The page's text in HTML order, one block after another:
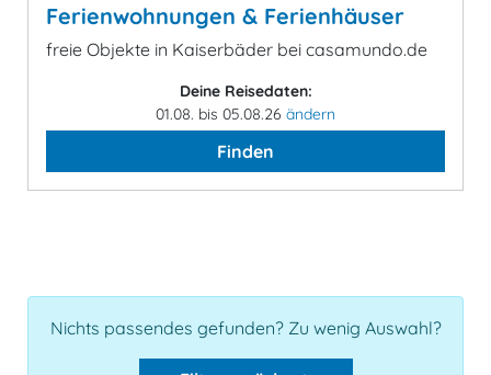
Ferienwohnungen & Ferienhäuser
freie Objekte in Kaiserbäder bei casamundo.de
Deine Reisedaten:
01.08. bis 05.08.26 ändern
Finden
Nichts passendes gefunden? Zu wenig Auswahl?